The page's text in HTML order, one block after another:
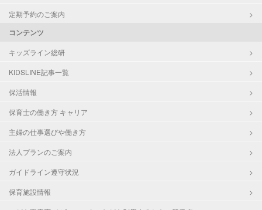
定期予約のご案内
コンテンツ
キッズライン総研
KIDSLINE記事一覧
保活情報
保育士の働き方 キャリア
主婦の仕事選びや働き方
法人プランのご案内
ガイドライン遵守状況
保育施設情報